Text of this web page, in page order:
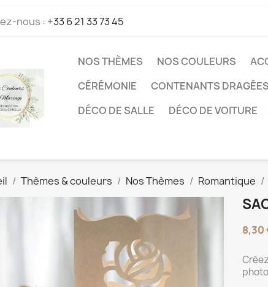
nous : +33 6 21 33 73 45
NOS THÈMES NOS COULEURS
CÉRÉMONIE
CONTENANTS DRAGÉES
DÉCO DE SALLE
DÉCO DE VOITURE
Thèmes & couleurs Nos Thèmes Romantique
8,30